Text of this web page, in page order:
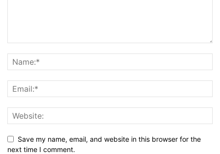
Save my name, email, and website in this browser for the
next time I comment.